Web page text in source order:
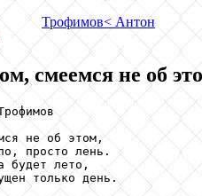
Трофимов< Антон
смеемся не об
не об этом,
просто лень.
будет лето,
только день.